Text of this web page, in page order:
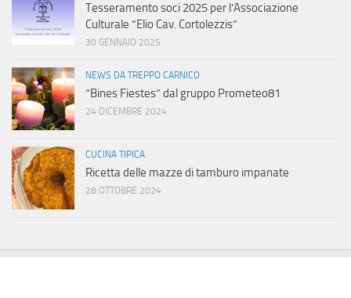
Tesseramento soci 2025 per l’Associazione
Culturale “Elio Cav. Cortolezzis”
30 GENNAIO 2025
NEWS DA TREPPO CARNICO
“Bines Fiestes” dal gruppo Prometeo81
24 DICEMBRE 2024
CUCINA TIPICA
Ricetta delle mazze di tamburo impanate
28 OTTOBRE 2024